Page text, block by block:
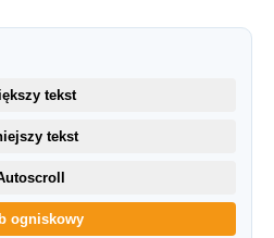
tekst
tekst
ogniskowy